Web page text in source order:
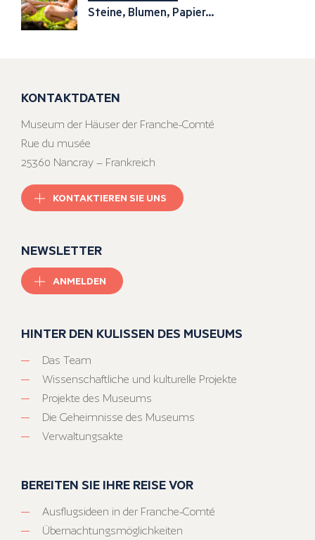
Steine, Blumen, Papier...
KONTAKTDATEN
Museum der Häuser der Franche-Comté
Rue du musée
25360 Nancray – Frankreich
KONTAKTIEREN SIE UNS
NEWSLETTER
ANMELDEN
HINTER DEN KULISSEN DES MUSEUMS
Das Team
Wissenschaftliche und kulturelle Projekte
Projekte des Museums
Die Geheimnisse des Museums
Verwaltungsakte
BEREITEN SIE IHRE REISE VOR
Ausflugsideen in der Franche-Comté
Übernachtungsmöglichkeiten